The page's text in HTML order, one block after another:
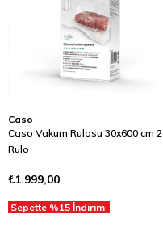
Caso
Caso Vakum Rulosu 30x600 cm 2
Rulo
₺1.999,00
Sepette %15 İndirim